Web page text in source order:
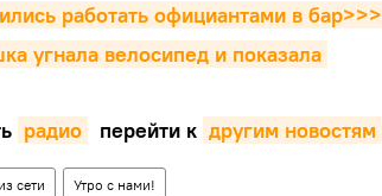
работать официантами в бар>>>
угнала велосипед и показала
радио перейти к другим новостям
сети Утро с нами!